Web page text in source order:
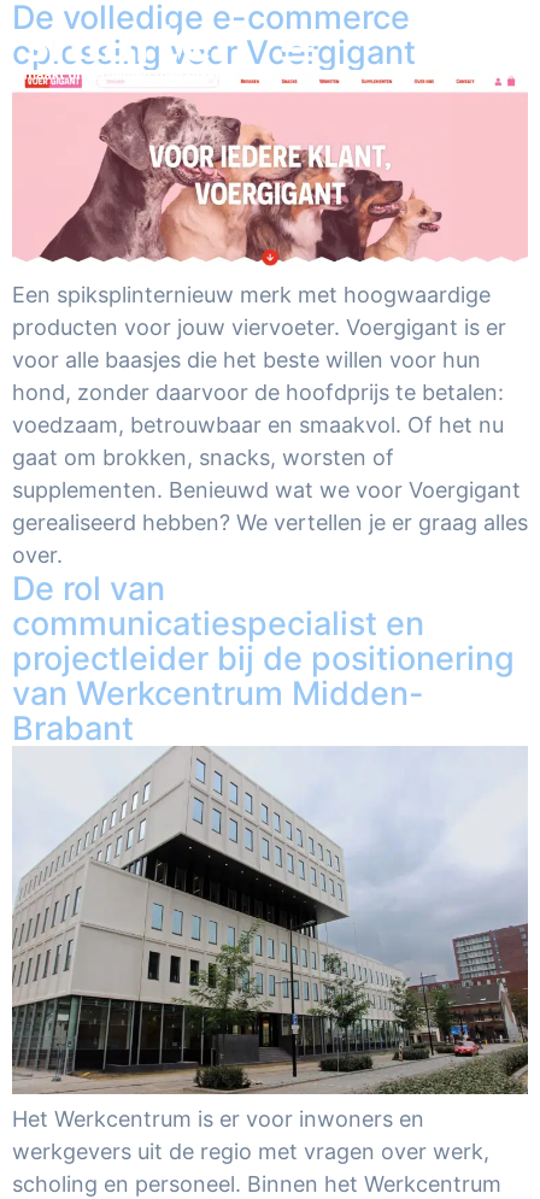
De volledige e-commerce
oplossing voor Voergigant
Een spiksplinternieuw merk met hoogwaardige
producten voor jouw viervoeter. Voergigant is er
voor alle baasjes die het beste willen voor hun
hond, zonder daarvoor de hoofdprijs te betalen:
voedzaam, betrouwbaar en smaakvol. Of het nu
gaat om brokken, snacks, worsten of
supplementen. Benieuwd wat we voor Voergigant
gerealiseerd hebben? We vertellen je er graag alles
over.
De rol van
communicatiespecialist en
projectleider bij de positionering
van Werkcentrum Midden-
Brabant
Het Werkcentrum is er voor inwoners en
werkgevers uit de regio met vragen over werk,
scholing en personeel. Binnen het Werkcentrum